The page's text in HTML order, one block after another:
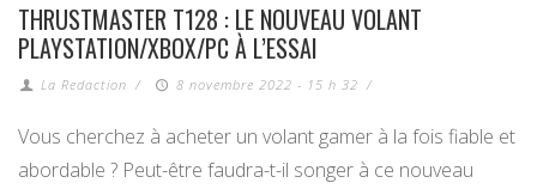
THRUSTMASTER T128 : LE NOUVEAU VOLANT
PLAYSTATION/XBOX/PC À L’ESSAI
La Redaction / 8 novembre 2022 - 15 h 32 /
Vous cherchez à acheter un volant gamer à la fois fiable et
abordable ? Peut-être faudra-t-il songer à ce nouveau